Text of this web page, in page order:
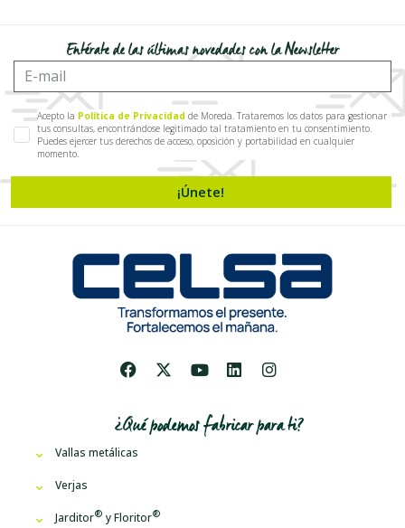
Entérate de las últimas novedades con la Newsletter
Acepto la Política de Privacidad de Moreda. Trataremos los datos para gestionar
tus consultas, encontrándose legitimado tal tratamiento en tu consentimiento.
Puedes ejercer tus derechos de acceso, oposición y portabilidad en cualquier
momento.
¡Únete!
¿Qué podemos fabricar para ti?
Vallas metálicas
Verjas
Jarditor yFloritor